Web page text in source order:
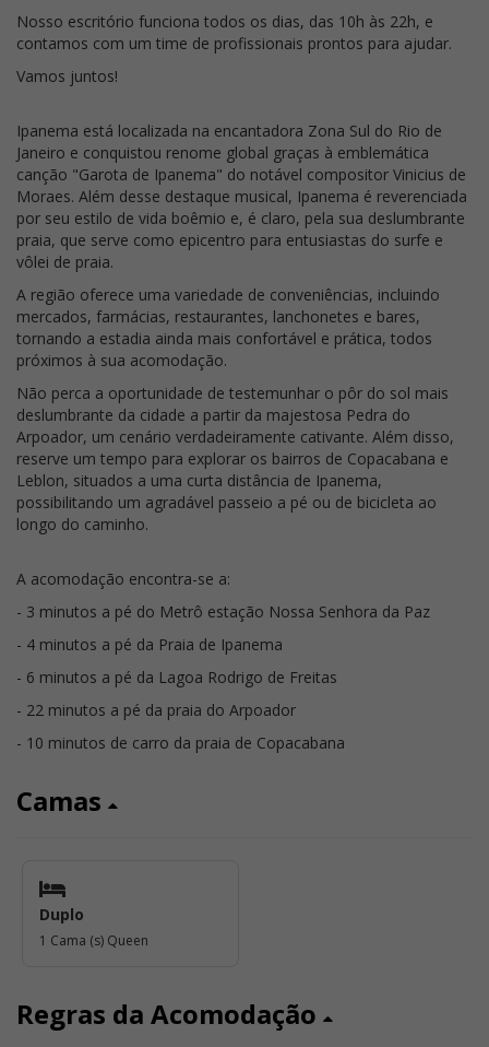
Nosso escritório funciona todos os dias, das 10h às 22h, e
contamos com um time de profissionais prontos para ajudar.
Vamos juntos!
Ipanema está localizada na encantadora Zona Sul do Rio de
Janeiro e conquistou renome global graças à emblemática
canção "Garota de Ipanema" do notável compositor Vinicius de
Moraes. Além desse destaque musical, Ipanema é reverenciada
por seu estilo de vida boêmio e, é claro, pela sua deslumbrante
praia, que serve como epicentro para entusiastas do surfe e
vôlei de praia.
A região oferece uma variedade de conveniências, incluindo
mercados, farmácias, restaurantes, lanchonetes e bares,
tornando a estadia ainda mais confortável e prática, todos
próximos à sua acomodação.
Não perca a oportunidade de testemunhar o pôr do sol mais
deslumbrante da cidade a partir da majestosa Pedra do
Arpoador, um cenário verdadeiramente cativante. Além disso,
reserve um tempo para explorar os bairros de Copacabana e
Leblon, situados a uma curta distância de Ipanema,
possibilitando um agradável passeio a pé ou de bicicleta ao
longo do caminho.
A acomodação encontra-se a:
- 3 minutos a pé do Metrô estação Nossa Senhora da Paz
- 4 minutos a pé da Praia de Ipanema
- 6 minutos a pé da Lagoa Rodrigo de Freitas
- 22 minutos a pé da praia do Arpoador
- 10 minutos de carro da praia de Copacabana
Camas
Duplo
1 Cama (s) Queen
Regras da Acomodação